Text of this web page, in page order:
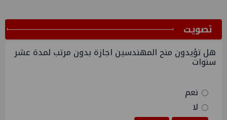
ﺗﺼﻮﻳﺖ
هل تؤيدون منح المهندسين اجازة بدون مرتب لمدة عشر
سنوات
نعم
لا